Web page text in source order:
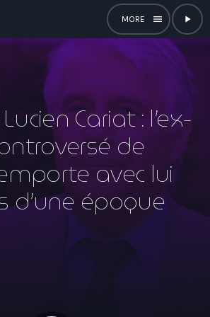
menu
play_arrow
close
Franche-Comté
Val De Loire
Cariat : l’ex-
de
avec lui
d’une époque